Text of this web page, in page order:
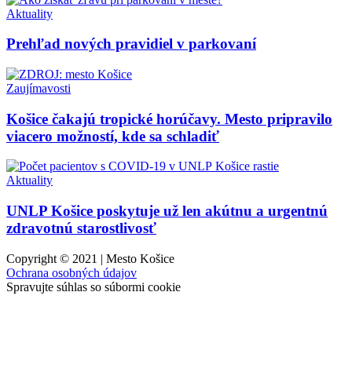
Aktuality
Prehľad nových pravidiel v parkovaní
Zaujímavosti
Košice čakajú tropické horúčavy. Mesto pripravilo
viacero možností, kde sa schladiť
Aktuality
UNLP Košice poskytuje už len akútnu a urgentnú
zdravotnú starostlivosť
Copyright © 2021 | Mesto Košice
Ochrana osobných údajov
Spravujte súhlas so súbormi cookie